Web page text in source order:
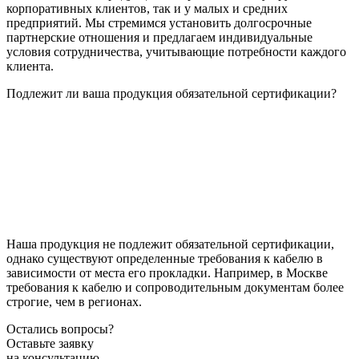
корпоративных клиентов, так и у малых и средних
предприятий. Мы стремимся установить долгосрочные
партнерские отношения и предлагаем индивидуальные
условия сотрудничества, учитывающие потребности каждого
клиента.
Подлежит ли ваша продукция обязательной сертификации?
Наша продукция не подлежит обязательной сертификации,
однако существуют определенные требования к кабелю в
зависимости от места его прокладки. Например, в Москве
требования к кабелю и сопроводительным документам более
строгие, чем в регионах.
Остались вопросы?
Оставьте заявку